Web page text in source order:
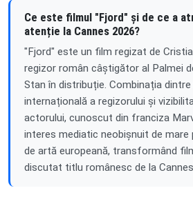
Ce este filmul "Fjord" și de ce a
atenție la Cannes 2026?
"Fjord" este un film regizat de
regizor român câștigător al Palmei
Stan în distribuție. Combinația
internațională a regizorului și
actorului, cunoscut din franciza
interes mediatic neobișnuit de mare
de artă europeană, transformând
discutat titlu românesc de la